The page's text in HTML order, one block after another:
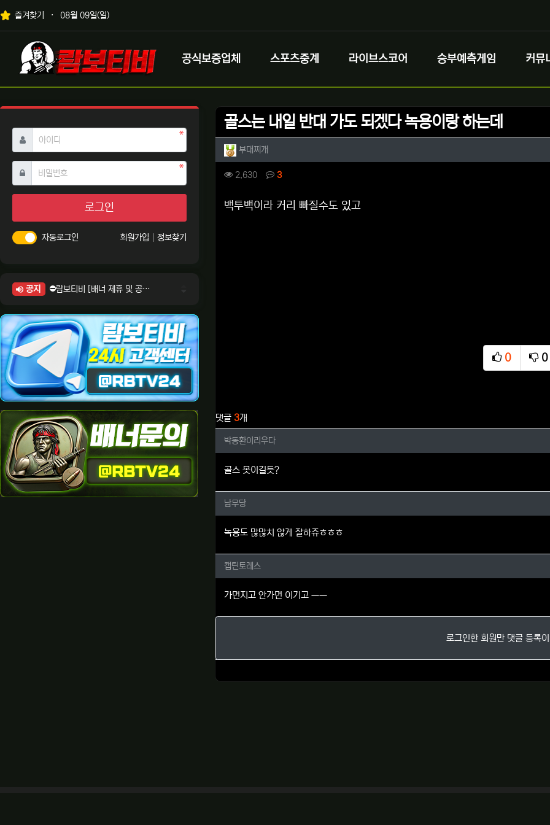
상단 네비
즐겨찾기 08월 09일(일)
메인 메뉴
로고
공식보증업체 스포츠중계 라이브스코어 승부예측게임 커뮤
골스는 내일 반대 가도 되겠다 녹용이랑 하는데
작성자 정보
부대찌개
컨텐츠 정보
2,630조회 3댓글
본문
백투백이라 커리 빠질수도 있고
0
추천
0
비
댓글 3개
박동환이리우다님의 댓글
박동환이리우다
골스 못이길듯?
남무당님의 댓글
남무당
녹용도 많많치 않게 잘하쥬ㅎㅎㅎ
캡틴토레스님의 댓글
캡틴토레스
가면지고 안가면 이기고 ㅡㅡ
로그인한 회원만 댓글 등록
아이디 필수
비밀번호필수
로그인
자동로그인 회원가입 정보찾기
공지
⛔람보티비 [배너 제휴 및 공식 입점 문의 안내]
⛔람보티비 [정회원 등급UP! 안내사항]
⛔람보티비 [채팅방 이용시 주의사항]
⛔람보티비 [공식보증업체 안내]